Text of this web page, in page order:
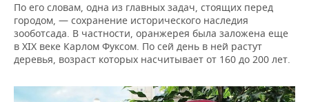
По его словам, одна из главных задач, стоящих перед
городом, — сохранение исторического наследия
зооботсада. В частности, оранжерея была заложена еще
в XIX веке Карлом Фуксом. По сей день в ней растут
деревья, возраст которых насчитывает от 160 до 200 лет.